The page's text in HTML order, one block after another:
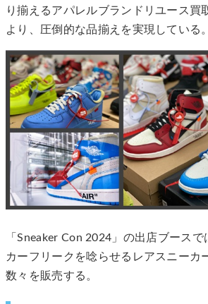
り揃えるアパレルブランドリユース買
より、圧倒的な品揃えを実現している。
「Sneaker Con 2024」の出店ブース
カーフリークを唸らせるレアスニーカ
数々を販売する。